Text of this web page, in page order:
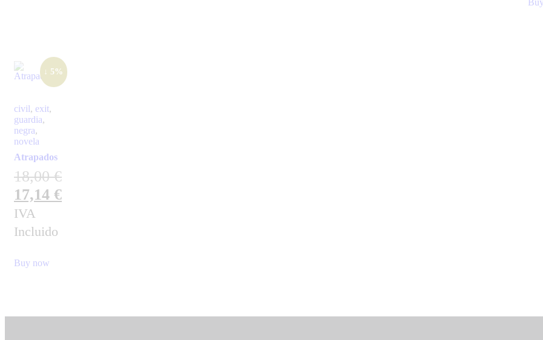
↓ 5%
civil, exit,
guardia,
negra,
novela
Atrapados
18,00€
17,14 €
IVA
Incluido
Buy now